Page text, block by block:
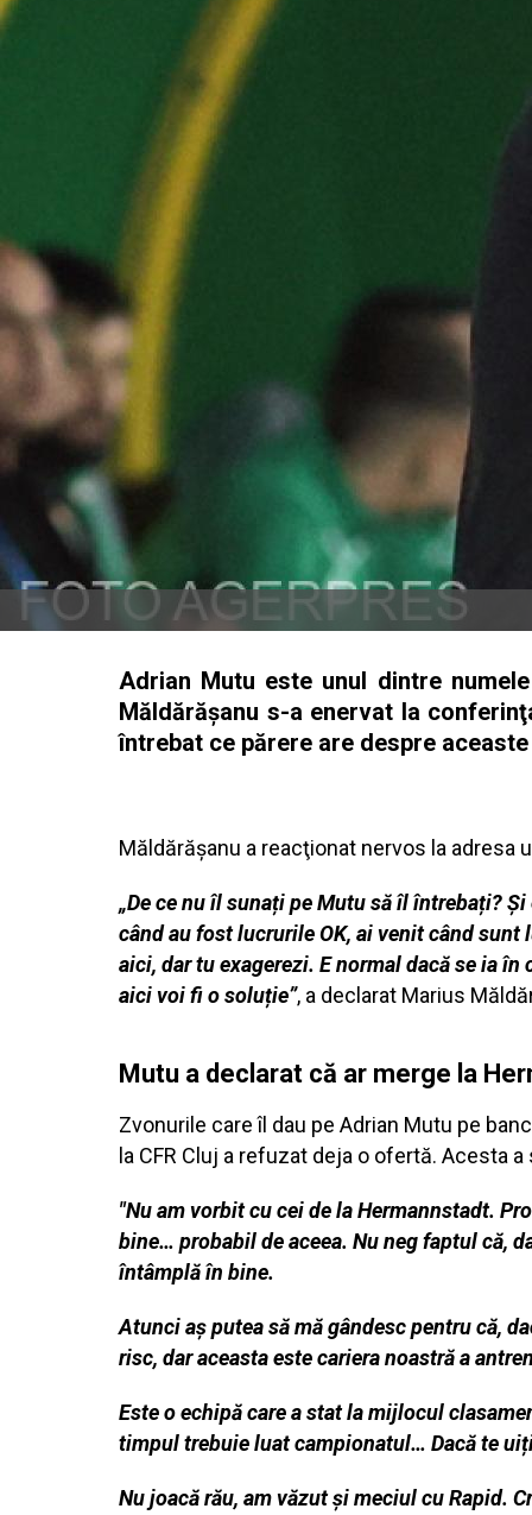
Adrian Mutu este unul dintre
Măldărăşanu s-a enervat la
întrebat ce părere are despre
Măldărăşanu a reacţionat nervos la adresa
„De ce nu îl sunați pe Mutu să îl întrebați?
când au fost lucrurile OK, ai venit când
aici, dar tu exagerezi. E normal dacă se ia
aici voi fi o soluție”, a declarat Marius
Mutu a declarat că ar merge la
Zvonurile care îl dau pe Adrian Mutu pe
la CFR Cluj a refuzat deja o ofertă. Acesta
"Nu am vorbit cu cei de la Hermannstadt.
bine… probabil de aceea. Nu neg faptul că,
întâmplă în bine.
Atunci aș putea să mă gândesc pentru că,
risc, dar aceasta este cariera noastră a
Este o echipă care a stat la mijlocul
timpul trebuie luat campionatul… Dacă te
Nu joacă rău, am văzut și meciul cu Rapid.